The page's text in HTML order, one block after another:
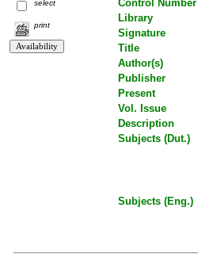
select
print
Control Number
Library
Signature
Title
Author(s)
Publisher
Present
Vol. Issue
Description
Subjects (Dut.)
Subjects (Eng.)